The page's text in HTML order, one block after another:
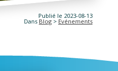
Publié le 2023-08-13
Dans Blog > Evénements